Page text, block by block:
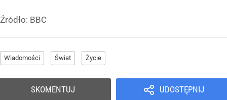
Źródło: BBC
Wiadomości Świat Życie
UDOSTĘPNIJ
SKOMENTUJ